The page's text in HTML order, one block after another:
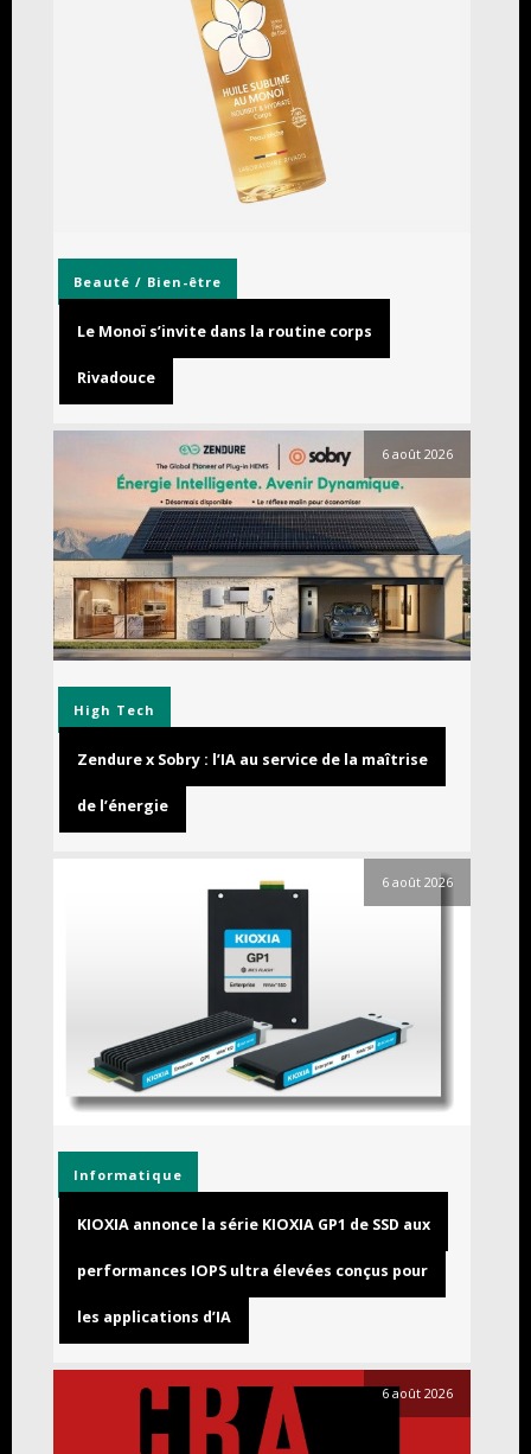
Beauté / Bien-être
Le Monoï s’invite dans la routine corps
Rivadouce
6 août 2026
High Tech
Zendure x Sobry : l’IA au service de la maîtrise
de l’énergie
6 août 2026
Informatique
KIOXIA annonce la série KIOXIA GP1 de SSD aux
performances IOPS ultra élevées conçus pour
les applications d’IA
6 août 2026